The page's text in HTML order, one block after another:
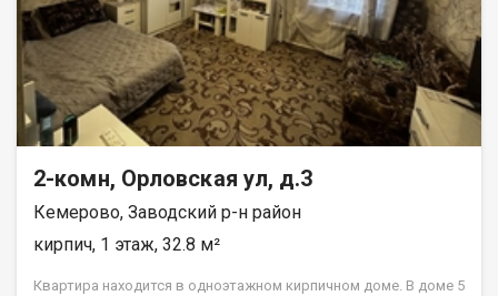
2-комн, Орловская ул, д.3
Кемерово, Заводский р-н район
кирпич, 1 этаж, 32.8 м²
Квартира находится в одноэтажном кирпичном доме. В доме 5